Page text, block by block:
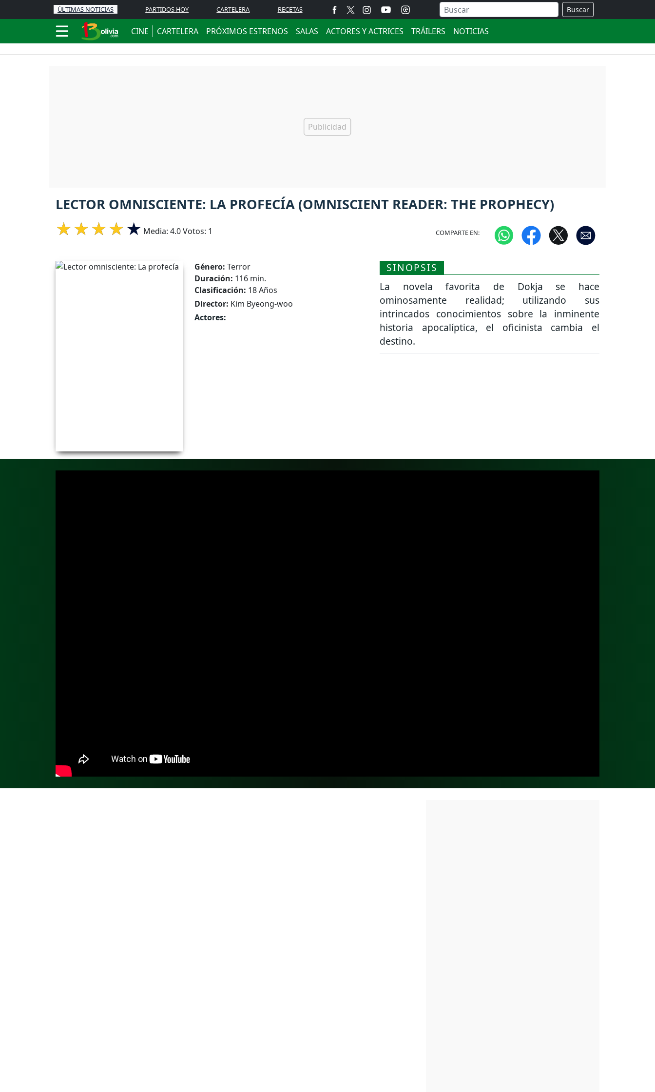
ÚLTIMAS NOTICIAS PARTIDOS HOY CARTELERA RECETAS Buscar
CINE CARTELERA PRÓXIMOS ESTRENOS SALAS ACTORES Y ACTRICES TRÁILERS NOTICIAS
LECTOR OMNISCIENTE: LA PROFECÍA (OMNISCIENT READER: THE PROPHECY)
Media: 4.0Votos: 1 COMPARTE EN:
Género: Terror
Duración: 116 min.
Clasificación: 18 Años
Director: Kim Byeong-woo
Actores:
SINOPSIS
La novela favorita de Dokja se hace
ominosamente realidad; utilizando sus
intrincados conocimientos sobre la inminente
historia apocalíptica, el oficinista cambia el
destino.